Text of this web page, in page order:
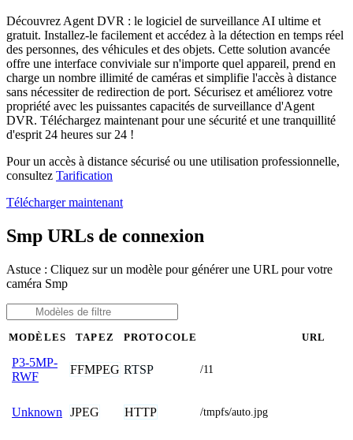
Découvrez Agent DVR : le logiciel de surveillance AI ultime et
gratuit. Installez-le facilement et accédez à la détection en temps réel
des personnes, des véhicules et des objets. Cette solution avancée
offre une interface conviviale sur n'importe quel appareil, prend en
charge un nombre illimité de caméras et simplifie l'accès à distance
sans nécessiter de redirection de port. Sécurisez et améliorez votre
propriété avec les puissantes capacités de surveillance d'Agent
DVR. Téléchargez maintenant pour une sécurité et une tranquillité
d'esprit 24 heures sur 24 !
Pour un accès à distance sécurisé ou une utilisation professionnelle,
consultez Tarification
Télécharger maintenant
Smp URLs de connexion
Astuce : Cliquez sur un modèle pour générer une URL pour votre
caméra Smp
MODÈLES TAPEZ PROTOCOLE URL
P3-5MP-
RWF
FFMPEG RTSP /11
Unknown JPEG HTTP /tmpfs/auto.jpg